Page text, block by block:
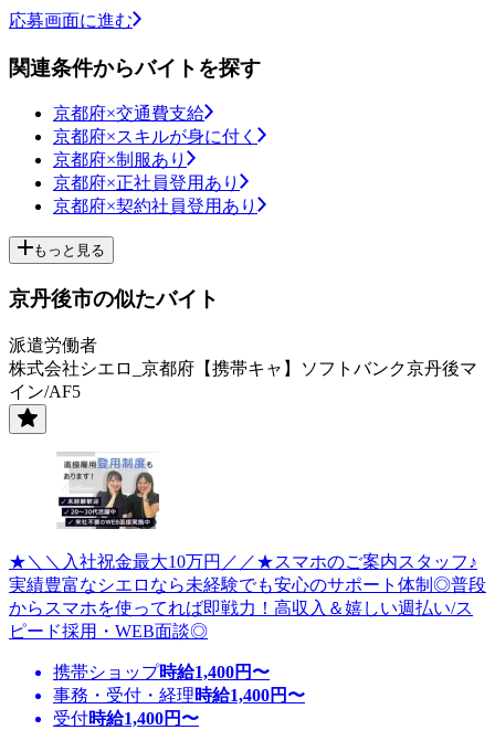
応募画面に進む
関連条件からバイトを探す
京都府×交通費支給
京都府×スキルが身に付く
京都府×制服あり
京都府×正社員登用あり
京都府×契約社員登用あり
もっと見る
京丹後市の似たバイト
派遣労働者
株式会社シエロ_京都府【携帯キャ】ソフトバンク京丹後マ
イン/AF5
★＼＼入社祝金最大10万円／／★スマホのご案内スタッフ♪
実績豊富なシエロなら未経験でも安心のサポート体制◎普段
からスマホを使ってれば即戦力！高収入＆嬉しい週払い/ス
ピード採用・WEB面談◎
携帯ショップ時給1,400円〜
事務・受付・経理時給1,400円〜
受付時給1,400円〜